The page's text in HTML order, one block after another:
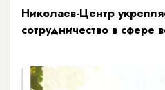
Николаев-Центр
сотрудничество в сфере